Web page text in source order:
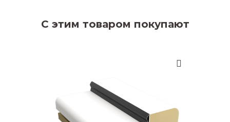
С этим товаром покупают